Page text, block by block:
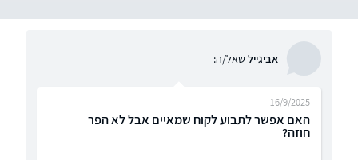
אביגיילשאל/ה:
האם אפשר לתבוע לקוח שמאיים אבל לא הפר
חוזה?
16/9/2025